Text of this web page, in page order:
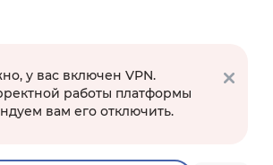
у вас включен VPN.
работы платформы
вам его отключить.